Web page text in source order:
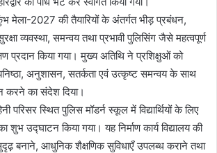
मेला-2027 की तैयारियों के अंतर्गत भीड़ प्रबंधन,
व्यवस्था, समन्वय तथा प्रभावी पुलिसिंग जैसे महत्वपूर्ण
प्रदान किया गया। मुख्य अतिथि ने प्रशिक्षुओं को
अनुशासन, सतर्कता एवं उत्कृष्ट समन्वय के साथ
करने का संदेश दिया।
परिसर स्थित पुलिस मॉडर्न स्कूल में विद्यार्थियों के लिए
शुभ उद्घाटन किया गया। यह निर्माण कार्य विद्यालय की
बनाने, आधुनिक शैक्षणिक सुविधाएँ उपलब्ध कराने तथा